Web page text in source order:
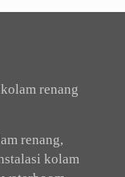
renang
renang,
kolam